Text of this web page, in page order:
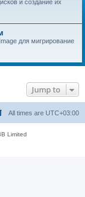
и создание их
для мигрирование
Jump to
All times are UTC+03:00
Limited